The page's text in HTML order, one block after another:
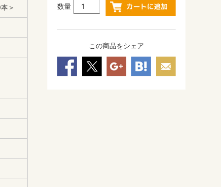
＞
数量
この商品をシェア